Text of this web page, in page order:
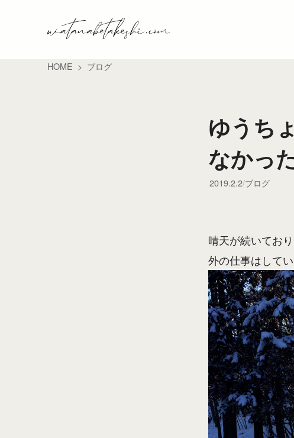
HOME ブログ
ゆうち
なかっ
2019.2.2 ブログ
晴天が続いてお
外の仕事はしてい